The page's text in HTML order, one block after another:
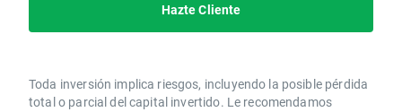
Hazte Cliente
Toda inversión implica riesgos, incluyendo la posible pérdida
total o parcial del capital invertido. Le recomendamos